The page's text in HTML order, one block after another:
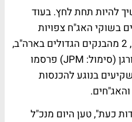
להיות תחת לחץ. בעוד
בשוקי האג"ח צפויות
לפגוע ברווחי הבנקים הגדולים, 2 מהבנקים הגדולים בארה"ב,
סיטי בנק (סימול: C) וג'יי פי מורגן (סימול: JPM) פרסמו
בנוגע להכנסות
כעת", טען היום מנכ"ל